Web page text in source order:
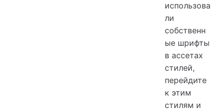
использова
ли
собственн
ые шрифты
в ассетах
стилей,
перейдите
к этим
стилям и